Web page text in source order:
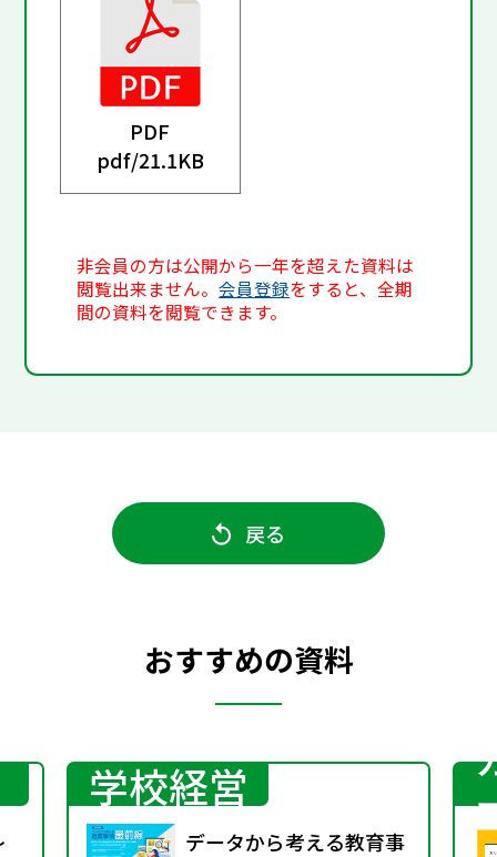
PDF
pdf/21.1KB
非会員の方は公開から一年を超えた資料は
閲覧出来ません。会員登録をすると、全期
間の資料を閲覧できます。
戻る
おすすめの資料
学校経営
データから考える教育事